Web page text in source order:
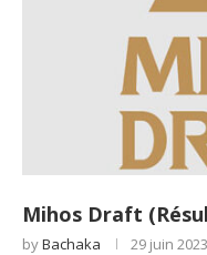
Mihos Draft
byBachaka 29 juin 2023